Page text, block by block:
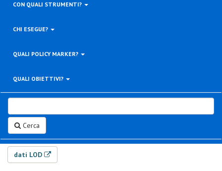
CON QUALI STRUMENTI?
CHI ESEGUE?
QUALI POLICY MARKER?
QUALI OBIETTIVI?
Cerca
dati LOD